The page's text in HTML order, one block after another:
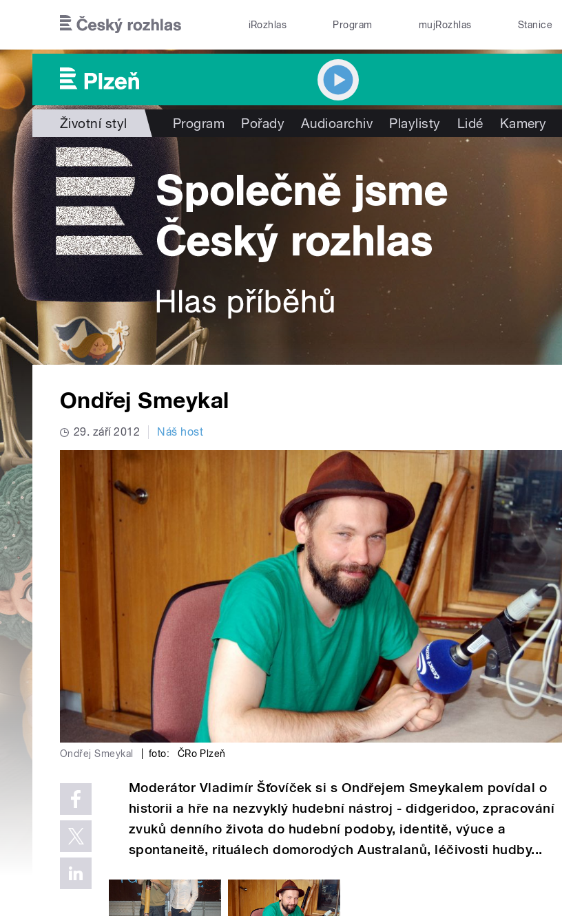
iRozhlas Program mujRozhlas Stanice
Životní styl Program Pořady Audioarchiv Playlisty Lidé Kamery
Ondřej Smeykal
29. září 2012 Náš host
Ondřej Smeykal foto: ČRo Plzeň
Moderátor Vladimír Šťovíček si s Ondřejem Smeykalem povídal o
historii a hře na nezvyklý hudební nástroj - didgeridoo, zpracování
zvuků denního života do hudební podoby, identitě, výuce a
spontaneitě, rituálech domorodých Australanů, léčivosti hudby...